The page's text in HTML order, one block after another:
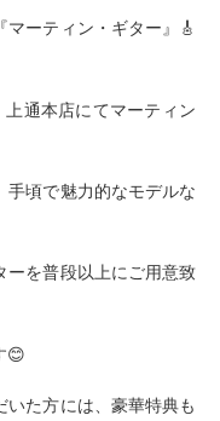
ーティン・ギター』🎸
通本店にてマーティン
頃で魅力的なモデルな
ーを普段以上にご用意致
😊
た方には、豪華特典も